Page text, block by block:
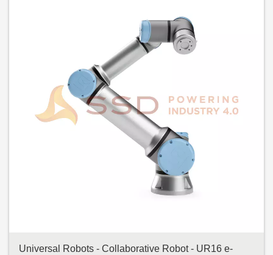
Universal Robots - Collaborative Robot - UR16 e-